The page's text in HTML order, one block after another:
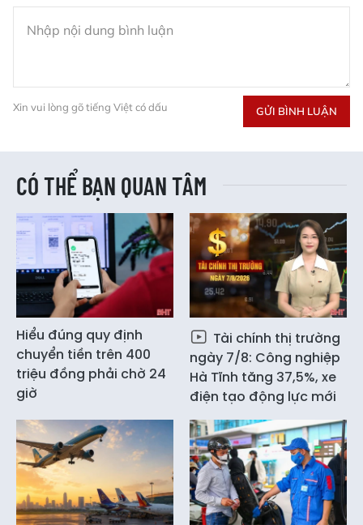
Xin vui lòng gõ tiếng Việt có dấu GỬI BÌNH LUẬN
CÓ THỂ BẠN QUAN TÂM
Hiểu đúng quy định
chuyển tiền trên 400
triệu đồng phải chờ 24
giờ
Tài chính thị trường
ngày 7/8: Công nghiệp
Hà Tĩnh tăng 37,5%, xe
điện tạo động lực mới